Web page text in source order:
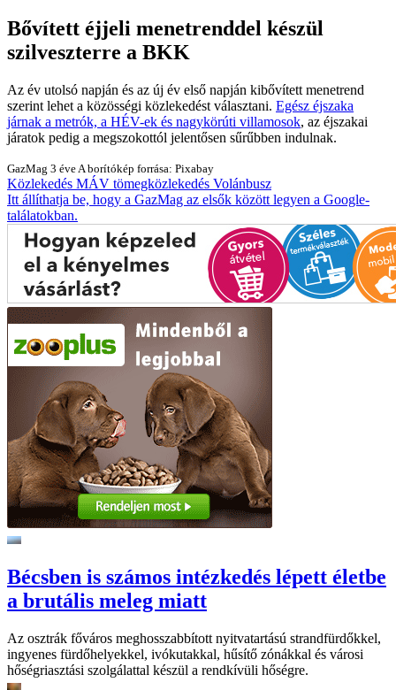
Bővített éjjeli menetrenddel készül
szilveszterre a BKK
Az év utolsó napján és az új év első napján kibővített menetrend
szerint lehet a közösségi közlekedést választani. Egész éjszaka
járnak a metrók, a HÉV-ek és nagykörúti villamosok, az éjszakai
járatok pedig a megszokottól jelentősen sűrűbben indulnak.
GazMag 3 éveA borítókép forrása: Pixabay
Közlekedés MÁV tömegközlekedés Volánbusz
Itt állíthatja be, hogy a GazMag az elsők között legyen a Google-
találatokban.
Bécsben is számos intézkedés lépett életbe
a brutális meleg miatt
Az osztrák főváros meghosszabbított nyitvatartású strandfürdőkkel,
ingyenes fürdőhelyekkel, ivókutakkal, hűsítő zónákkal és városi
hőségriasztási szolgálattal készül a rendkívüli hőségre.